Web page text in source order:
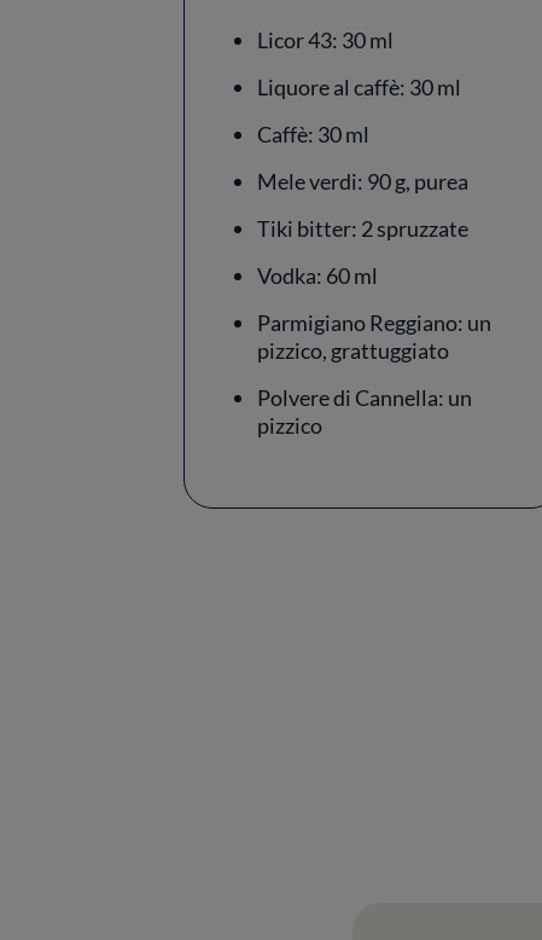
Licor 43: 30 ml
Liquore al caffè: 30 ml
Caffè: 30 ml
Mele verdi: 90 g, purea
Tiki bitter: 2 spruzzate
Vodka: 60 ml
Parmigiano Reggiano: un
pizzico, grattuggiato
Polvere di Cannella: un
pizzico